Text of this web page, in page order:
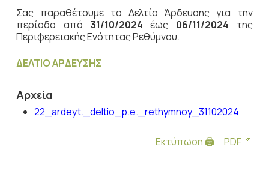
Σας παραθέτουμε το Δελτίο Άρδευσης για την
περίοδο από 31/10/2024 έως 06/11/2024 της
Περιφερειακής Ενότητας Ρεθύμνου.
ΔΕΛΤΙΟ ΑΡΔΕΥΣΗΣ
Αρχεία
22_ardeyt._deltio_p.e._rethymnoy_31102024
Εκτύπωση 🖨 PDF 📄